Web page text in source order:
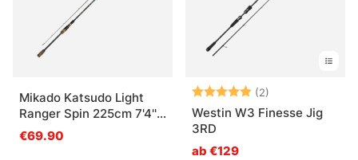
Mikado Katsudo Light
Ranger Spin 225cm 7'4''
4-21g 2sec
€69.90
Bewertung:(2)
Westin W3 Finesse Jig
3RD
ab €129